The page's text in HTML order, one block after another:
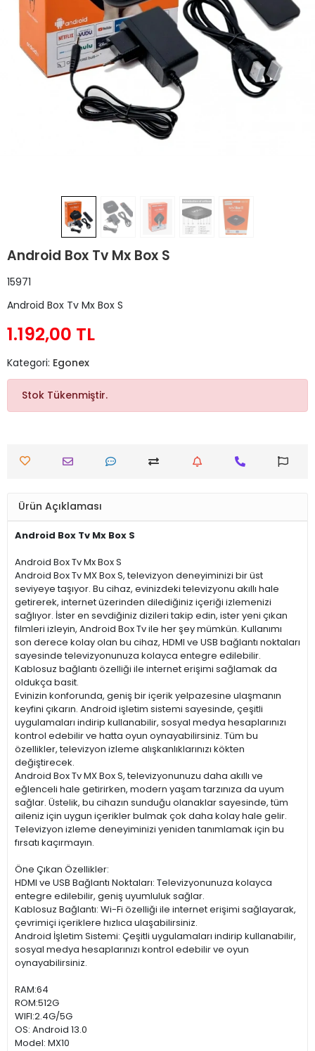
Android Box Tv Mx Box S
15971
Android Box Tv Mx Box S
1.192,00 TL
Kategori: Egonex
Stok Tükenmiştir.
Ürün Açıklaması
Android Box Tv Mx Box S
Android Box Tv Mx Box S
Android Box Tv MX Box S, televizyon deneyiminizi bir üst
seviyeye taşıyor. Bu cihaz, evinizdeki televizyonu akıllı hale
getirerek, internet üzerinden dilediğiniz içeriği izlemenizi
sağlıyor. İster en sevdiğiniz dizileri takip edin, ister yeni çıkan
filmleri izleyin, Android Box Tv ile her şey mümkün. Kullanımı
son derece kolay olan bu cihaz, HDMI ve USB bağlantı noktaları
sayesinde televizyonunuza kolayca entegre edilebilir.
Kablosuz bağlantı özelliği ile internet erişimi sağlamak da
oldukça basit.
Evinizin konforunda, geniş bir içerik yelpazesine ulaşmanın
keyfini çıkarın. Android işletim sistemi sayesinde, çeşitli
uygulamaları indirip kullanabilir, sosyal medya hesaplarınızı
kontrol edebilir ve hatta oyun oynayabilirsiniz. Tüm bu
özellikler, televizyon izleme alışkanlıklarınızı kökten
değiştirecek.
Android Box Tv MX Box S, televizyonunuzu daha akıllı ve
eğlenceli hale getirirken, modern yaşam tarzınıza da uyum
sağlar. Üstelik, bu cihazın sunduğu olanaklar sayesinde, tüm
aileniz için uygun içerikler bulmak çok daha kolay hale gelir.
Televizyon izleme deneyiminizi yeniden tanımlamak için bu
fırsatı kaçırmayın.
Öne Çıkan Özellikler:
HDMI ve USB Bağlantı Noktaları: Televizyonunuza kolayca
entegre edilebilir, geniş uyumluluk sağlar.
Kablosuz Bağlantı: Wi-Fi özelliği ile internet erişimi sağlayarak,
çevrimiçi içeriklere hızlıca ulaşabilirsiniz.
Android İşletim Sistemi: Çeşitli uygulamaları indirip kullanabilir,
sosyal medya hesaplarınızı kontrol edebilir ve oyun
oynayabilirsiniz.
RAM:64
ROM:512G
WIFI:2.4G/5G
OS: Android 13.0
Model: MX10